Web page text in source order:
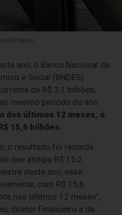
Arquivo
ano, o Banco Nacional de
e Social (BNDES)
de R$ 3,1 bilhões,
mesmo período do ano
dos últimos 12 meses, o
15,6 bilhões.
o resultado foi recorde.
que atingiu R$ 15,2
deste ano, esse
com R$ 15,6
nos últimos 12 meses”,
diretor Financeiro e de